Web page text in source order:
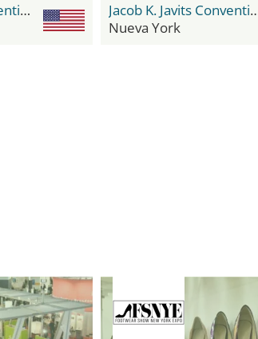
Jacob K. Javits Convention Center
Jacob K. Javits
Nueva York